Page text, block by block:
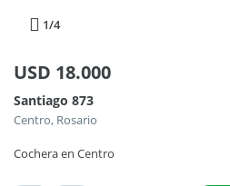
1/4
USD 18.000
Santiago 873
Centro, Rosario
Cochera en Centro